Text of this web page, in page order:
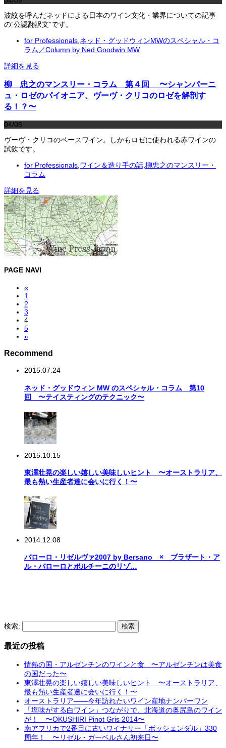
波紋を呼んだネッドによる日本のワイン文化・業界についての記事
の“公認翻訳文”です。
for Professionals ネッド・グッドウィンMWのスペシャル・コ
ラム／Column by Ned Goodwin MW
詳細を見る
柳 忠之のマンスリー・コラム 第４回 〜シャンパーニ
ュ・ロゼのパイオニア、ヴーヴ・クリコのロゼを解剖す
る！？〜
04/08
ヴーヴ・クリコのベースワイン。しかもロゼに使われる赤ワインの
試飲です。
for Professionals,ワイン＆造り手の話,柳忠之のマンスリー・
コラム
詳細を見る
PAGE NAVI
«
1
2
3
4
5
»
Recommend
2015.07.24
ネッド・グッドウィン MW のスペシャル・コラム 第10
回 〜テイスティングのテクニック〜
2015.10.15
東澤壮晃の楽しい嬉しい美味しいヒント 〜オーストラリア、
最も熱い生産者達に会いに行く！〜
2014.12.08
バローロ・リゼルヴァ2007 by Bersano × ブラザート・ア
ル・バローロとポルチーニのリゾ…
検索:
最近の投稿
情熱の国・アルゼンチンのワインと食 〜アルゼンチンは美食
の国だった〜
東澤壮晃の楽しい嬉しい美味しいヒント 〜オーストラリア、
最も熱い生産者達に会いに行く！〜
オーストラリア――今年訪れたいワイン産地ナンバーワン
「塩味がする白ワイン」つながりで、北海道の奥尻島のワイン
が！ 〜OKUSHIRI Pinot Gris 2014〜
南アフリカで2番目に古いワイナリー「ボッシェンダル」330
周年！ 〜リゼル・ガーベルさん初来日〜